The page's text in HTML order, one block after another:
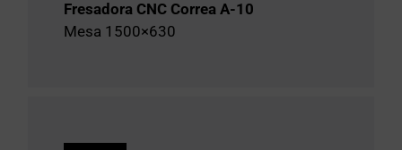
Fresadora CNC Correa A-10
Mesa 1500×630